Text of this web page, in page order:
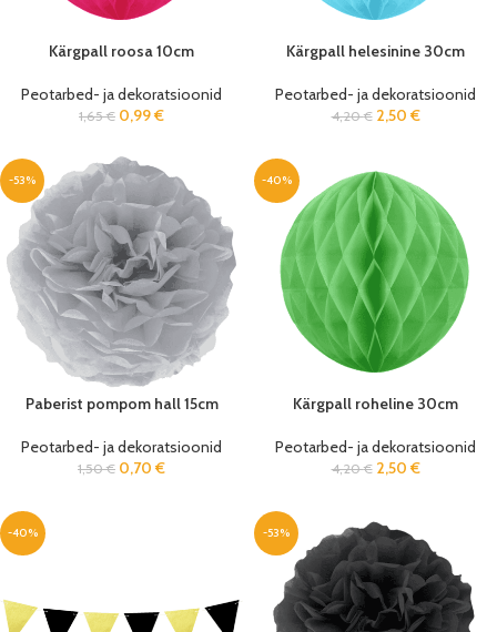
Kärgpall roosa 10cm
Peotarbed- ja dekoratsioonid
1,65€ 0,99€
Kärgpall helesinine 30cm
Peotarbed- ja dekoratsioonid
4,20€ 2,50 €
-53%
Paberist pompom hall 15cm
Peotarbed- ja dekoratsioonid
1,50€ 0,70 €
-40%
Kärgpall roheline 30cm
Peotarbed- ja dekoratsioonid
4,20€ 2,50 €
-40% -53%